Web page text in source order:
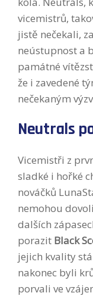
vicemistrů,
jistě nečekali,
neústupnost a
památné
že i zavedené
nečekaným
Neutrals
Vicemistři z
sladké i hořké
nováčků
nemohou
dalších
porazit Black
jejich kvality
nakonec byli
porvali ve